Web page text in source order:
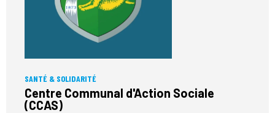
SANTÉ & SOLIDARITÉ
Centre Communal d'Action Sociale
(CCAS)